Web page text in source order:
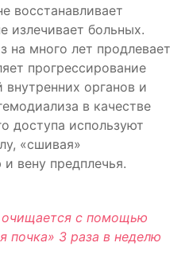
восстанавливает
излечивает больных.
на много лет продлевает
прогрессирование
органов и
в качестве
доступа используют
«сшивая»
вену предплечья.
с помощью
почка» 3 раза в неделю